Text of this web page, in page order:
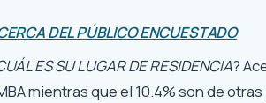
DEL PÚBLICO ENCUESTADO
ES SU LUGAR DE RESIDENCIA?
mientras que el 10.4% son de